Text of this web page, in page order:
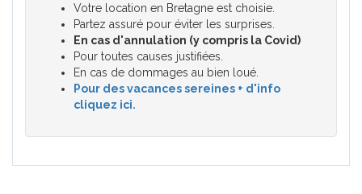
Votre location en Bretagne est choisie.
Partez assuré pour éviter les surprises.
En cas d'annulation (y compris la Covid)
Pour toutes causes justifiées.
En cas de dommages au bien loué.
Pour des vacances sereines + d'info
cliquez ici.